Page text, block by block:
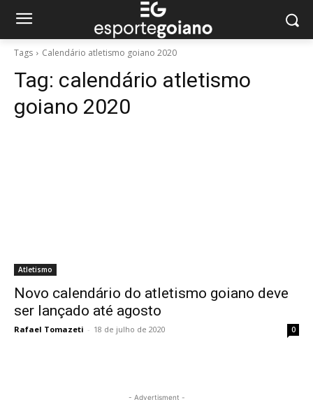
Tags Calendário atletismo goiano 2020
Tag: calendário atletismo
goiano 2020
Atletismo
Novo calendário do atletismo goiano deve
ser lançado até agosto
Rafael Tomazeti - 18 de julho de 2020 0
- Advertisment -